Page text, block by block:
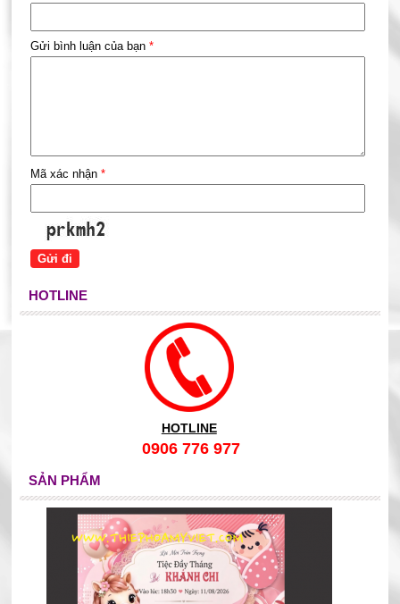
Gửi bình luận của bạn *
Mã xác nhận *
HOTLINE
HOTLINE
0906 776 977
SẢN PHẨM